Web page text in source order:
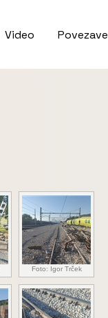
Video Povezave
Foto: Igor Trček